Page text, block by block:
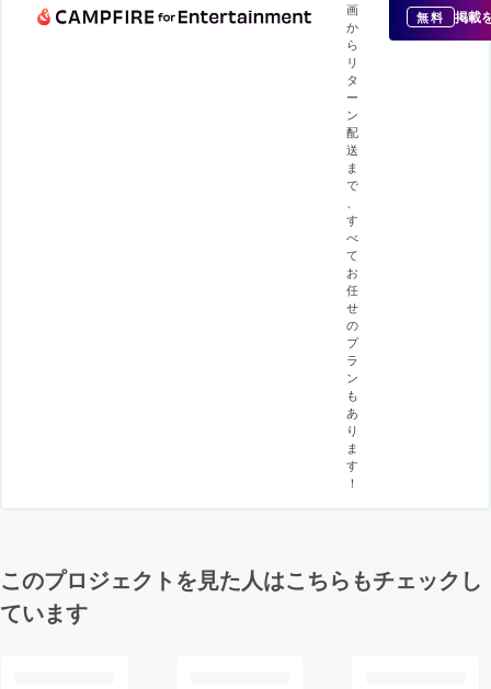
画
か
ら
リ
タ
ー
ン
配
送
ま
で
す
べ
て
お
任
せ
の
プ
ラ
ン
も
あ
り
ま
す
！
無料 掲載
このプロジェクトを見た人はこちらもチェックし
ています